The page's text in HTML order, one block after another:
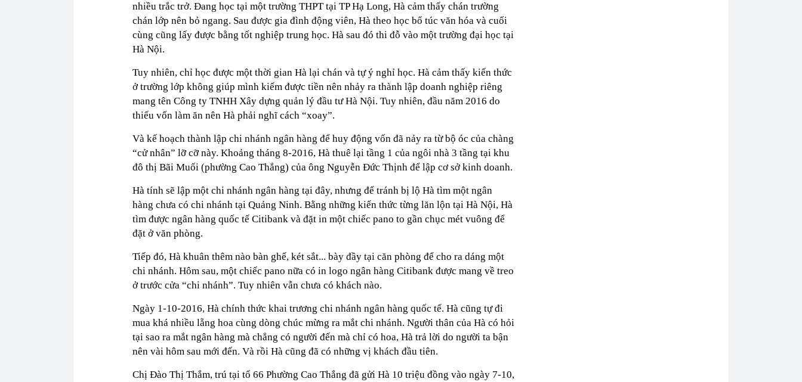
nhiều trắc trở. Đang học tại một trường THPT tại TP Hạ Long, Hà cảm thấy chán trường
chán lớp nên bỏ ngang. Sau được gia đình động viên, Hà theo học bổ túc văn hóa và cuối
cùng cũng lấy được bằng tốt nghiệp trung học. Hà sau đó thi đỗ vào một trường đại học tại
Hà Nội.
Tuy nhiên, chỉ học được một thời gian Hà lại chán và tự ý nghỉ học. Hà cảm thấy kiến thức
ở trường lớp không giúp mình kiếm được tiền nên nhảy ra thành lập doanh nghiệp riêng
mang tên Công ty TNHH Xây dựng quản lý đầu tư Hà Nội. Tuy nhiên, đầu năm 2016 do
thiếu vốn làm ăn nên Hà phải nghĩ cách “xoay”.
Và kế hoạch thành lập chi nhánh ngân hàng để huy động vốn đã nảy ra từ bộ óc của chàng
“cử nhân” lỡ cỡ này. Khoảng tháng 8-2016, Hà thuê lại tầng 1 của ngôi nhà 3 tầng tại khu
đô thị Bãi Muối (phường Cao Thắng) của ông Nguyễn Đức Thịnh để lập cơ sở kinh doanh.
Hà tính sẽ lập một chi nhánh ngân hàng tại đây, nhưng để tránh bị lộ Hà tìm một ngân
hàng chưa có chi nhánh tại Quảng Ninh. Bằng những kiến thức từng lăn lộn tại Hà Nội, Hà
tìm được ngân hàng quốc tế Citibank và đặt in một chiếc pano to gần chục mét vuông để
đặt ở văn phòng.
Tiếp đó, Hà khuân thêm nào bàn ghế, két sắt... bày đầy tại căn phòng để cho ra dáng một
chi nhánh. Hôm sau, một chiếc pano nữa có in logo ngân hàng Citibank được mang về treo
ở trước cửa “chi nhánh”. Tuy nhiên vẫn chưa có khách nào.
Ngày 1-10-2016, Hà chính thức khai trương chi nhánh ngân hàng quốc tế. Hà cũng tự đi
mua khá nhiều lẵng hoa cùng dòng chúc mừng ra mắt chi nhánh. Người thân của Hà có hỏi
tại sao ra mắt ngân hàng mà chẳng có người đến mà chỉ có hoa, Hà trả lời do người ta bận
nên vài hôm sau mới đến. Và rồi Hà cũng đã có những vị khách đầu tiên.
Chị Đào Thị Thắm, trú tại tổ 66 Phường Cao Thắng đã gửi Hà 10 triệu đồng vào ngày 7-10,